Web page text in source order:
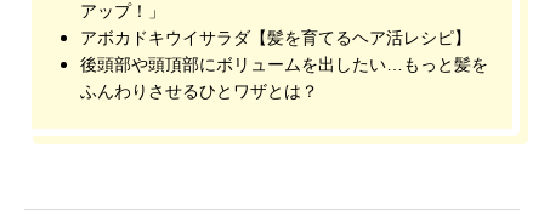
アップ！」
アボカドキウイサラダ【髪を育てるヘア活レシピ】
後頭部や頭頂部にボリュームを出したい…もっと髪を
ふんわりさせるひとワザとは？